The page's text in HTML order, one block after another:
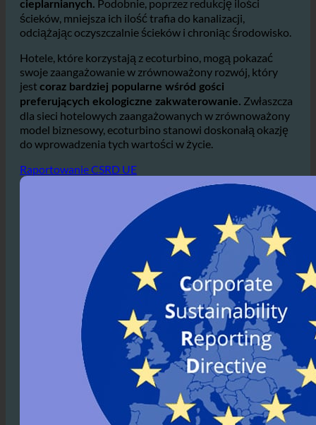
PrzezZmniejszając zużycie ciepłej wody, zużywa się
mniej energii,któryzmniejsza emisję gazów
cieplarnianych.Podobnie, poprzez redukcję ilości
ścieków, mniejsza ich ilość trafia do kanalizacji,
odciążając oczyszczalnie ścieków i chroniąc środowisko.
Hotele, które korzystają z ecoturbino, mogą pokazać
swoje zaangażowanie w zrównoważony rozwój, który
jestcoraz bardziej popularne wśród gości
preferujących ekologiczne zakwaterowanie.Zwłaszcza
dla sieci hotelowych zaangażowanych w zrównoważony
model biznesowy, ecoturbino stanowi doskonałą okazję
do wprowadzenia tych wartości w życie.